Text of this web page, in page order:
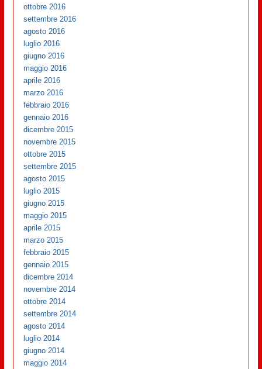
ottobre 2016
settembre 2016
agosto 2016
luglio 2016
giugno 2016
maggio 2016
aprile 2016
marzo 2016
febbraio 2016
gennaio 2016
dicembre 2015
novembre 2015
ottobre 2015
settembre 2015
agosto 2015
luglio 2015
giugno 2015
maggio 2015
aprile 2015
marzo 2015
febbraio 2015
gennaio 2015
dicembre 2014
novembre 2014
ottobre 2014
settembre 2014
agosto 2014
luglio 2014
giugno 2014
maggio 2014